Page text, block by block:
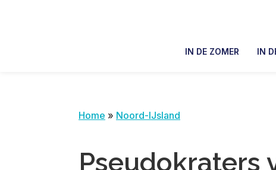
IN DE ZOMER IN
Home » Noord-IJsland
Pseudokraters